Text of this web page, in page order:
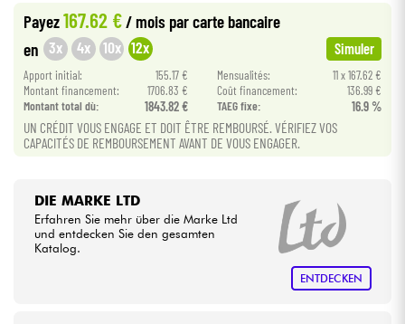
HiFi
Bundle
Sehen Sie sich unsere Marken an
Payez167.62 €/ mois par carte bancaire
en 3x 4x 10x 12x Simuler
Apport initial: 155.17 € Mensualités:
11 x 167.62 €
Montant financement:
1706.83 € Coût financement:
136.99 €
Montant total dù:
1843.82 € TAEG fixe: 16.9 %
UN CRÉDIT VOUS ENGAGE ET DOIT ÊTRE REMBOURSÉ. VÉRIFIEZ VOS
CAPACITÉS DE REMBOURSEMENT AVANT DE VOUS ENGAGER.
DIE MARKE LTD
Erfahren Sie mehr über die Marke Ltd
und entdecken Sie den gesamten
Katalog.
ENTDECKEN